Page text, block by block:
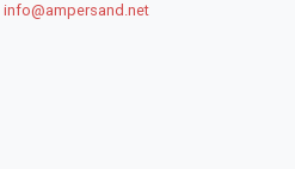
info@ampersand.net